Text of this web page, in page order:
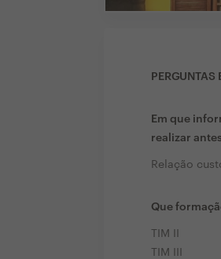
PERGUNTAS
Em que
realizar
Relação
Que
TIM II
TIM III